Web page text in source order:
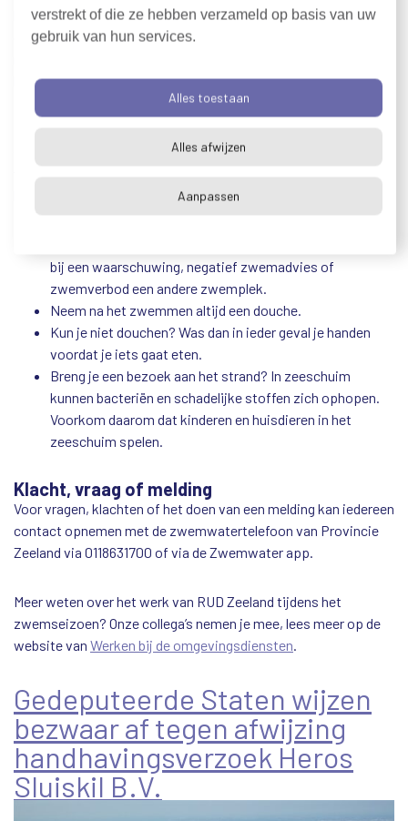
verstrekt of die ze hebben verzameld op basis van uw
gebruik van hun services.
Alles toestaan
Alles afwijzen
Aanpassen
hand is met het water, waarschuwt de Provincie hiervoor. Dat
gebeurt door het plaatsen van waarschuwingsborden, een
het informeren van regionale en lokale media.
In open water kunnen bacteriën, virussen of schadelijke
stoffen in het water zitten. Hier kun je gezondheidsklachten
van krijgen, zoals diarree of huiduitslag. Met de volgende tips
bij een waarschuwing, negatief zwemadvies of
zwemverbod een andere zwemplek.
Neem na het zwemmen altijd een douche.
Kun je niet douchen? Was dan in ieder geval je handen
voordat je iets gaat eten.
Breng je een bezoek aan het strand? In zeeschuim
kunnen bacteriën en schadelijke stoffen zich ophopen.
Voorkom daarom dat kinderen en huisdieren in het
zeeschuim spelen.
Klacht, vraag of melding
Voor vragen, klachten of het doen van een melding kan iedereen
contact opnemen met de zwemwatertelefoon van Provincie
Zeeland via 0118631700 of via de Zwemwater app.
Meer weten over het werk van RUD Zeeland tijdens het
zwemseizoen? Onze collega’s nemen je mee, lees meer op de
website van Werken bij de omgevingsdiensten.
Gedeputeerde Staten wijzen
bezwaar af tegen afwijzing
handhavingsverzoek Heros
Sluiskil B.V.